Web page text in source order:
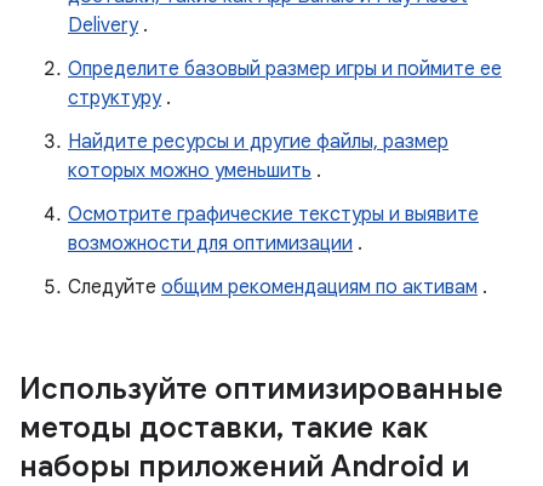
Delivery.
Определите базовый размер игры и поймите ее
структуру.
Найдите ресурсы и другие файлы, размер
которых можно уменьшить .
Осмотрите графические текстуры и выявите
возможности для оптимизации .
Следуйте общим рекомендациям по активам .
Используйте оптимизированные
методы доставки, такие как
наборы приложений Android и